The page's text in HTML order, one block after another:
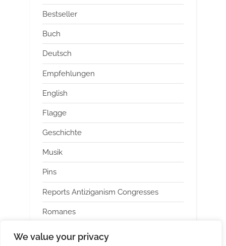
We value your privacy
Bestseller
Buch
Deutsch
Empfehlungen
English
Flagge
Geschichte
Musik
Pins
Reports Antiziganism Congresses
Romanes
Uncategorized